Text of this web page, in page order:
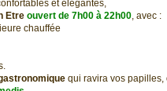
et élégantes,
Etre ouvert de 7h00 à 22h00, avec :
chauffée
qui ravira vos papilles,